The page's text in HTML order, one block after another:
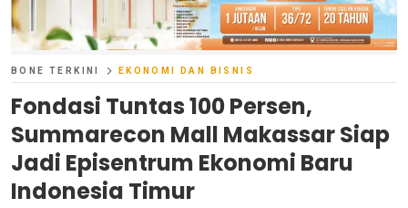
BONE TERKINI EKONOMI DAN BISNIS
Fondasi Tuntas 100 Persen,
Summarecon Mall Makassar Siap
Jadi Episentrum Ekonomi Baru
Indonesia Timur